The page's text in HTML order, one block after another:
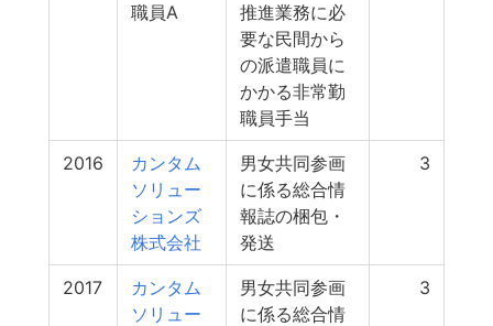
職員A
推進業務に必
要な民間から
の派遣職員に
かかる非常勤
職員手当
2016
カンタム
ソリュー
ションズ
株式会社
男女共同参画
に係る総合情
報誌の梱包・
発送
3
2017
カンタム
ソリュー
男女共同参画
に係る総合情
3